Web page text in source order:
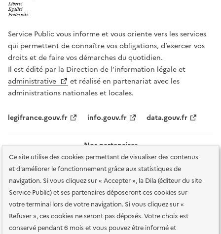
Ce site utilise des cookies permettant de visualiser des contenus
et d'améliorer le fonctionnement grâce aux statistiques de
navigation. Si vous cliquez sur « Accepter », la Dila (éditeur du site
Service Public) et ses partenaires déposeront ces cookies sur
votre terminal lors de votre navigation. Si vous cliquez sur «
Refuser », ces cookies ne seront pas déposés. Votre choix est
conservé pendant 6 mois et vous pouvez être informé et
Service Public vous informe et vous oriente vers les services
qui permettent de connaître vos obligations, d’exercer vos
droits et de faire vos démarches du quotidien.
Il est édité par la Direction de l’information légale et
administrative
et réalisé en partenariat avec les
administrations nationales et locales.
legifrance.gouv.fr info.gouv.fr data.gouv.fr
Nos partenaires
Plan du site Accessibilité : totalement conforme
Accessibilité des
services en ligne Mentions légales Données personnelles et sécurité